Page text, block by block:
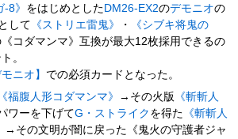
8》 をはじめとした DM26-EX2のデモニオの
して 《ストリエ雷鬼》 ・
《シブキ将鬼の
コダマンマ》互換が最大12枚採用できるの
。
ニオ】 での必須カードとなった。
《福腹人形コダマンマ》 →その火版 《斬斬人
ワーを下げてG・ストライク を得た 《斬斬人
→その文明が闇に戻った《鬼火の守護者ジャ